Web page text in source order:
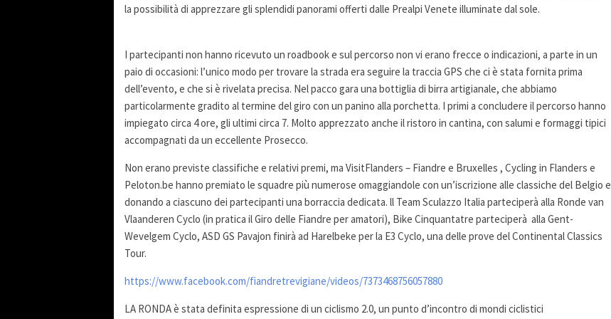
la possibilità di apprezzare gli splendidi panorami offerti dalle Prealpi Venete illuminate dal sole.
I partecipanti non hanno ricevuto un roadbook e sul percorso non vi erano frecce o indicazioni, a parte in un
paio di occasioni: l’unico modo per trovare la strada era seguire la traccia GPS che ci è stata fornita prima
dell’evento, e che si è rivelata precisa. Nel pacco gara una bottiglia di birra artigianale, che abbiamo
particolarmente gradito al termine del giro con un panino alla porchetta. I primi a concludere il percorso hanno
impiegato circa 4 ore, gli ultimi circa 7. Molto apprezzato anche il ristoro in cantina, con salumi e formaggi tipici
accompagnati da un eccellente Prosecco.
Non erano previste classifiche e relativi premi, ma VisitFlanders – Fiandre e Bruxelles , Cycling in Flanders e
Peloton.be hanno premiato le squadre più numerose omaggiandole con un’iscrizione alle classiche del Belgio e
donando a ciascuno dei partecipanti una borraccia dedicata. ll Team Sculazzo Italia parteciperà alla Ronde van
Vlaanderen Cyclo (in pratica il Giro delle Fiandre per amatori), Bike Cinquantatre parteciperà alla Gent-
Wevelgem Cyclo, ASD GS Pavajon finirà ad Harelbeke per la E3 Cyclo, una delle prove del Continental Classics
Tour.
https://www.facebook.com/fiandretrevigiane/videos/7373468756057880
LA RONDA è stata definita espressione di un ciclismo 2.0, un punto d’incontro di mondi ciclistici